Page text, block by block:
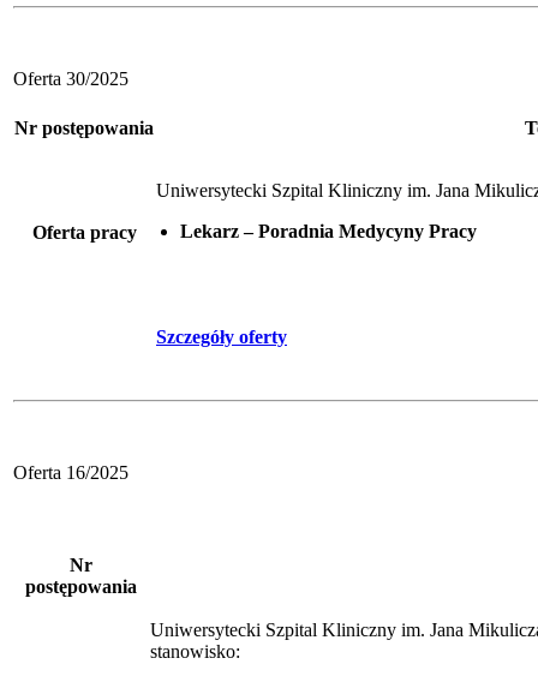
Oferta 30/2025
Nr postępowania
Oferta pracy
Uniwersytecki Szpital Kliniczny im. Jana
Lekarz – Poradnia Medycyny Pracy
Szczegóły oferty
Oferta 16/2025
Nr
postępowania
Uniwersytecki Szpital Kliniczny im. Jana
stanowisko: